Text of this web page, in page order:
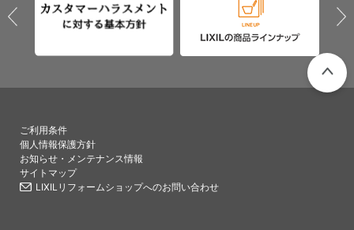
ご利用条件
個人情報保護方針
お知らせ・メンテナンス情報
サイトマップ
LIXILリフォームショップへのお問い合わせ